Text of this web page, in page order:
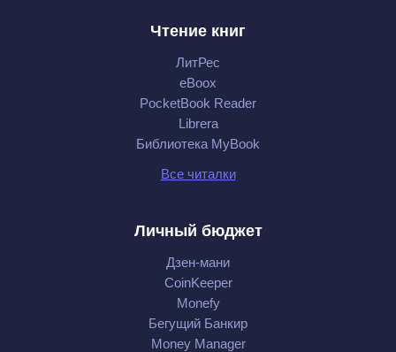
Чтение книг
ЛитРес
eBoox
PocketBook Reader
Librera
Библиотека MyBook
Все читалки
Личный бюджет
Дзен-мани
CoinKeeper
Monefy
Бегущий Банкир
Money Manager